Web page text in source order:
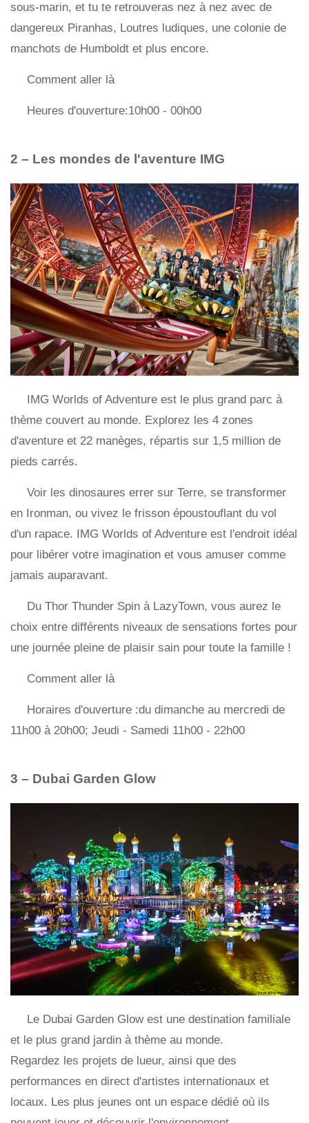
sous-marin, et tu te retrouveras nez à nez avec de
dangereux Piranhas, Loutres ludiques, une colonie de
manchots de Humboldt et plus encore.
Comment aller là
Heures d'ouverture:10h00 - 00h00
2 – Les mondes de l'aventure IMG
IMG Worlds of Adventure est le plus grand parc à
thème couvert au monde. Explorez les 4 zones
d'aventure et 22 manèges, répartis sur 1,5 million de
pieds carrés.
Voir les dinosaures errer sur Terre, se transformer
en Ironman, ou vivez le frisson époustouflant du vol
d'un rapace. IMG Worlds of Adventure est l'endroit idéal
pour libérer votre imagination et vous amuser comme
jamais auparavant.
Du Thor Thunder Spin à LazyTown, vous aurez le
choix entre différents niveaux de sensations fortes pour
une journée pleine de plaisir sain pour toute la famille !
Comment aller là
Horaires d'ouverture :du dimanche au mercredi de
11h00 à 20h00; Jeudi - Samedi 11h00 - 22h00
3 – Dubai Garden Glow
Le Dubai Garden Glow est une destination familiale
et le plus grand jardin à thème au monde.
Regardez les projets de lueur, ainsi que des
performances en direct d'artistes internationaux et
locaux. Les plus jeunes ont un espace dédié où ils